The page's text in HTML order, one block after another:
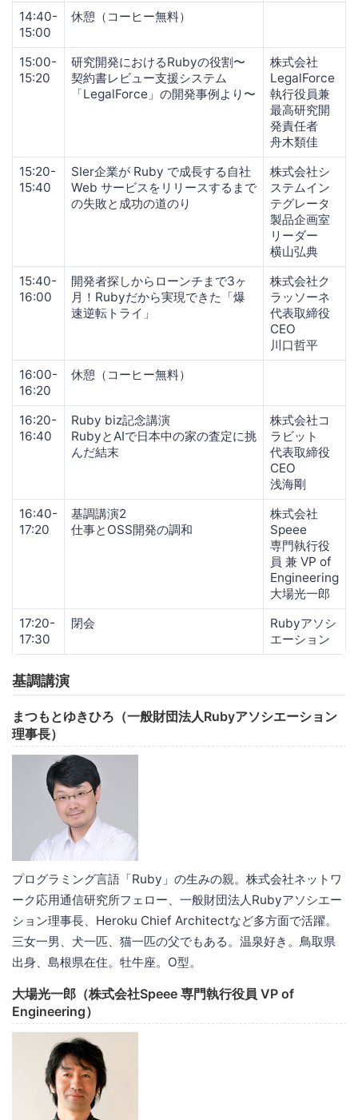
14:40-
15:00
休憩（コーヒー無料）
15:00-
15:20
研究開発におけるRubyの役割〜
契約書レビュー支援システム
「LegalForce」の開発事例より〜
株式会社
LegalForce
執行役員兼
最高研究開
発責任者
舟木類佳
15:20-
15:40
SIer企業が Ruby で成長する自社
Web サービスをリリースするまで
の失敗と成功の道のり
株式会社シ
ステムイン
テグレータ
製品企画室
リーダー
横山弘典
15:40-
16:00
開発者探しからローンチまで3ヶ
月！Rubyだから実現できた「爆
速逆転トライ」
株式会社ク
ラッソーネ
代表取締役
CEO
川口哲平
16:00-
16:20
休憩（コーヒー無料）
16:20-
16:40
Ruby biz記念講演
RubyとAIで日本中の家の査定に挑
んだ結末
株式会社コ
ラビット
代表取締役
CEO
浅海剛
16:40-
17:20
基調講演2
仕事とOSS開発の調和
株式会社
Speee
専門執行役
員 兼 VP of
Engineering
大場光一郎
17:20-
17:30
閉会
Rubyアソシ
エーション
基調講演
まつもとゆきひろ（一般財団法人Rubyアソシエーション
理事長）
プログラミング言語「Ruby」の生みの親。株式会社ネットワ
ーク応用通信研究所フェロー、一般財団法人Rubyアソシエー
ション理事長、Heroku Chief Architectなど多方面で活躍。
三女一男、犬一匹、猫一匹の父でもある。温泉好き。鳥取県
出身、島根県在住。牡牛座。O型。
大場光一郎（株式会社Speee 専門執行役員 VP of
Engineering）